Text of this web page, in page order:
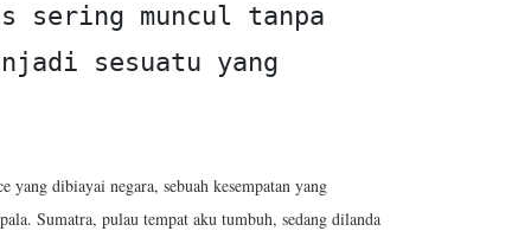
muncul tanpa
sesuatu yang
dibiayai negara, sebuah kesempatan yang
Sumatra, pulau tempat aku tumbuh, sedang dilanda